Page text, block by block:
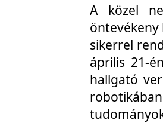
A közel
öntevékeny
sikerrel
április 21-
hallgató